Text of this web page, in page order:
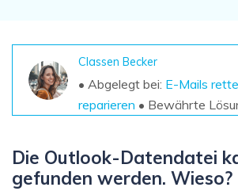
Kostenlos
Weitere Produkte
UBackit - Datensicherung
Classen Becker
• Abgelegt bei: E-Mails
reparieren • Bewährte
Die Outlook-Datendatei
gefunden werden. Wieso?